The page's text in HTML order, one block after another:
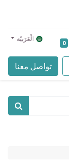
تواصل معنا
0 الْعَرَبيّة